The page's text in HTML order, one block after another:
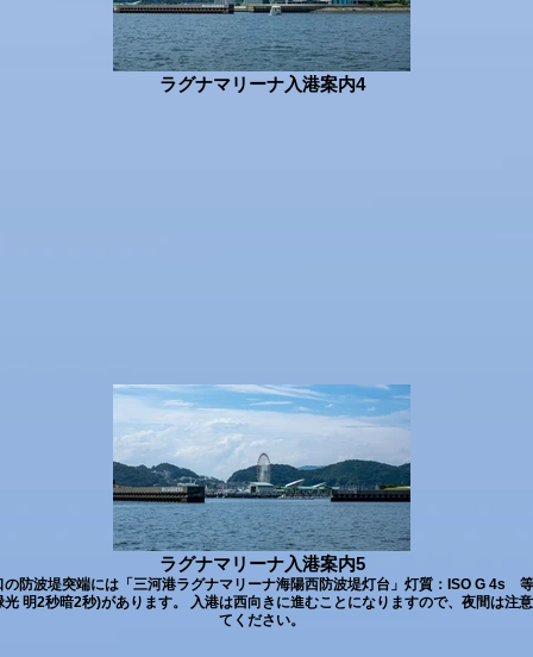
ラグナマリーナ入港案内4
ラグナマリーナ入港案内5
の防波堤突端には「三河港ラグナマリーナ海陽西防波堤灯台」灯質：ISO G 4s
光 明2秒暗2秒)があります。 入港は西向きに進むことになりますので、夜間は注
てください。